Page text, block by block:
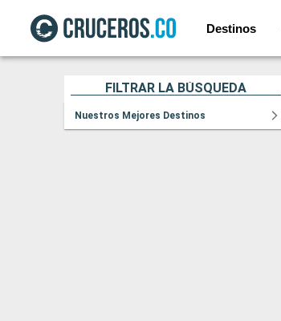
Destinos
FILTRAR LA BÚSQUEDA
Nuestros Mejores Destinos